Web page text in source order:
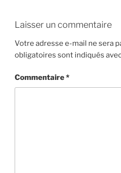
Laisser un commentaire
Votre adresse e-mail ne sera
obligatoires sont indiqués
Commentaire*